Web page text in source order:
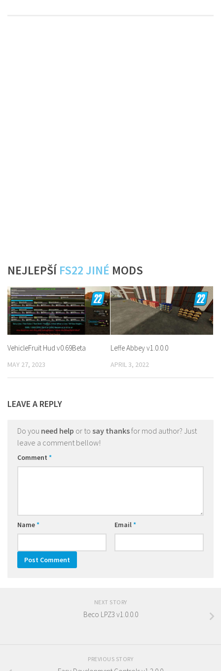
NEJLEPŠÍ FS22 JINÉ MODS
VehicleFruit Hud v0.69Beta
MAY 27, 2023
Leffe Abbey v1.0.0.0
APRIL 3, 2022
LEAVE A REPLY
Do you need help or to say thanksfor mod author? Just
leave a comment bellow!
Comment *
Name* Email*
NEXT STORY
Beco LPZ3 v1.0.0.0
PREVIOUS STORY